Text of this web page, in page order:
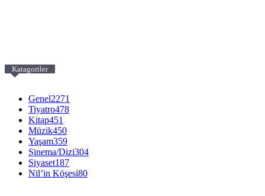
Katagoriler
Genel2271
Tiyatro478
Kitap451
Müzik450
Yaşam359
Sinema/Dizi304
Siyaset187
Nil’in Köşesi80